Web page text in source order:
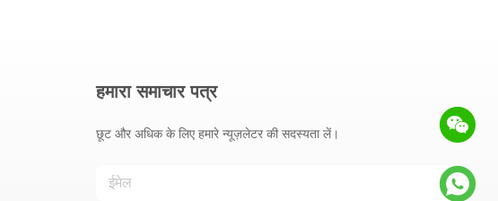
हमारा समाचार पत्र
छूट और अधिक के लिए हमारे न्यूज़लेटर की सदस्यता लें।